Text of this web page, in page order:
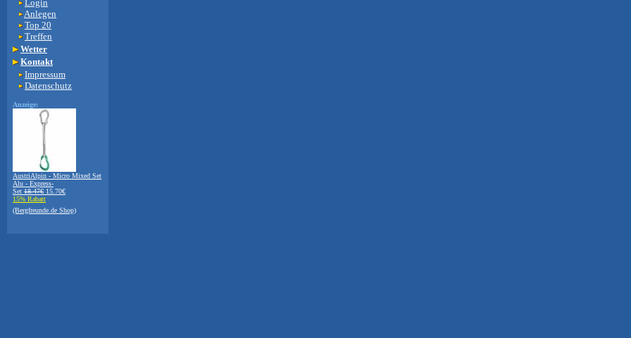
Login
Anlegen
Top 20
Treffen
Wetter
Kontakt
Impressum
Datenschutz
Anzeige:
AustriAlpin - Micro Mixed Set
Alu - Express-
Set 18.47€ 15.70€
15% Rabatt
(Bergfreunde.de Shop)